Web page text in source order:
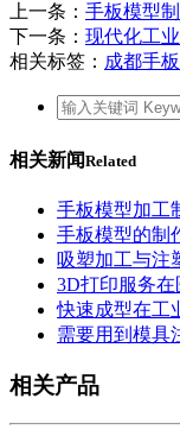
上一条： 手板模型
下一条： 现代化工
相关标签： 成都手
相关新闻Related
手板模型加工
手板模型的制
吸塑加工与注
3D打印服务在
快速成型在工
需要用到模具
相关产品